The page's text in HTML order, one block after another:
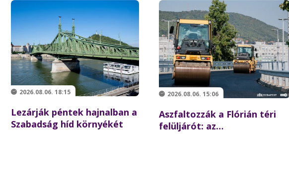
2026.08.06. 18:15
Lezárják péntek hajnalban a
Szabadság híd környékét
2026.08.06. 15:06
Aszfaltozzák a Flórián téri
felüljárót: az